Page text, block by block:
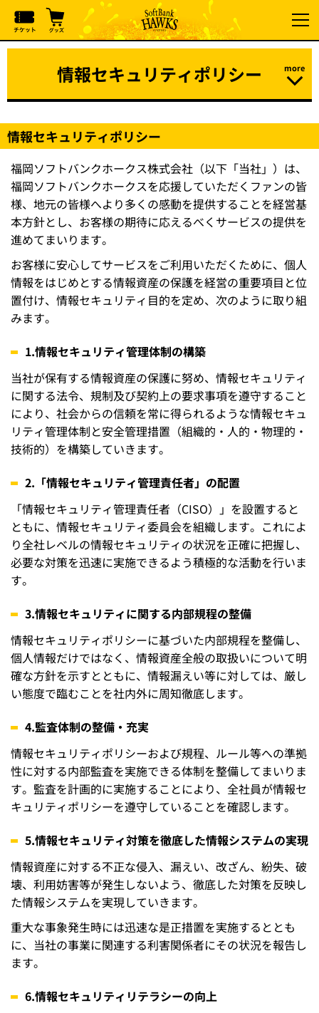
情報セキュリティポリシー
情報セキュリティポリシー
福岡ソフトバンクホークス株式会社（以下「当社」）は、
福岡ソフトバンクホークスを応援していただくファンの皆
様、地元の皆様へより多くの感動を提供することを経営基
本方針とし、お客様の期待に応えるべくサービスの提供を
進めてまいります。
お客様に安心してサービスをご利用いただくために、個人
情報をはじめとする情報資産の保護を経営の重要項目と位
置付け、情報セキュリティ目的を定め、次のように取り組
みます。
1.情報セキュリティ管理体制の構築
当社が保有する情報資産の保護に努め、情報セキュリティ
に関する法令、規制及び契約上の要求事項を遵守すること
により、社会からの信頼を常に得られるような情報セキュ
リティ管理体制と安全管理措置（組織的・人的・物理的・
技術的）を構築していきます。
2.「情報セキュリティ管理責任者」の配置
「情報セキュリティ管理責任者（CISO）」を設置すると
ともに、情報セキュリティ委員会を組織します。これによ
り全社レベルの情報セキュリティの状況を正確に把握し、
必要な対策を迅速に実施できるよう積極的な活動を行いま
す。
3.情報セキュリティに関する内部規程の整備
情報セキュリティポリシーに基づいた内部規程を整備し、
個人情報だけではなく、情報資産全般の取扱いについて明
確な方針を示すとともに、情報漏えい等に対しては、厳し
い態度で臨むことを社内外に周知徹底します。
4.監査体制の整備・充実
情報セキュリティポリシーおよび規程、ルール等への準拠
性に対する内部監査を実施できる体制を整備してまいりま
す。監査を計画的に実施することにより、全社員が情報セ
キュリティポリシーを遵守していることを確認します。
5.情報セキュリティ対策を徹底した情報システムの実現
情報資産に対する不正な侵入、漏えい、改ざん、紛失、破
壊、利用妨害等が発生しないよう、徹底した対策を反映し
た情報システムを実現していきます。
重大な事象発生時には迅速な是正措置を実施するととも
に、当社の事業に関連する利害関係者にその状況を報告し
ます。
6.情報セキュリティリテラシーの向上